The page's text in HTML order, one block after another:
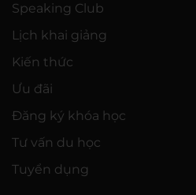
Speaking Club
Lịch khai giảng
Kiến thức
Ưu đãi
Đăng ký khóa học
Tư vấn du học
Tuyển dụng